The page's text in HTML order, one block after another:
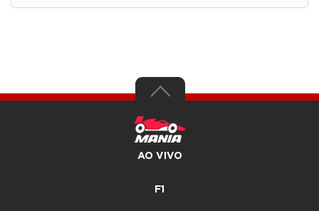
AO VIVO
F1